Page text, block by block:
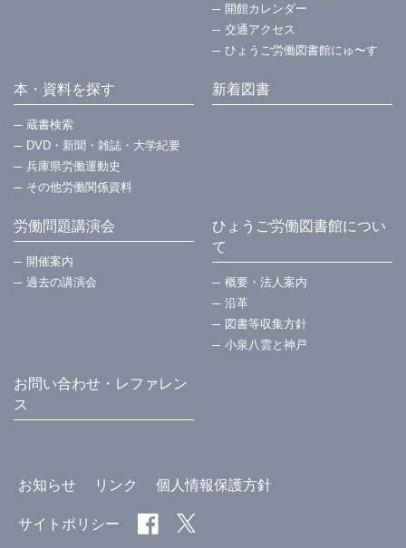
開館カレンダー
交通アクセス
ひょうご労働図書館にゅ〜す
本・資料を探す
蔵書検索
DVD・新聞・雑誌・大学紀要
兵庫県労働運動史
その他労働関係資料
新着図書
労働問題講演会
開催案内
過去の講演会
ひょうご労働図書館につい
て
概要・法⼈案内
沿革
図書等収集方針
小泉八雲と神戸
お問い合わせ・レファレン
ス
お知らせ リンク 個人情報保護方針
サイトポリシー